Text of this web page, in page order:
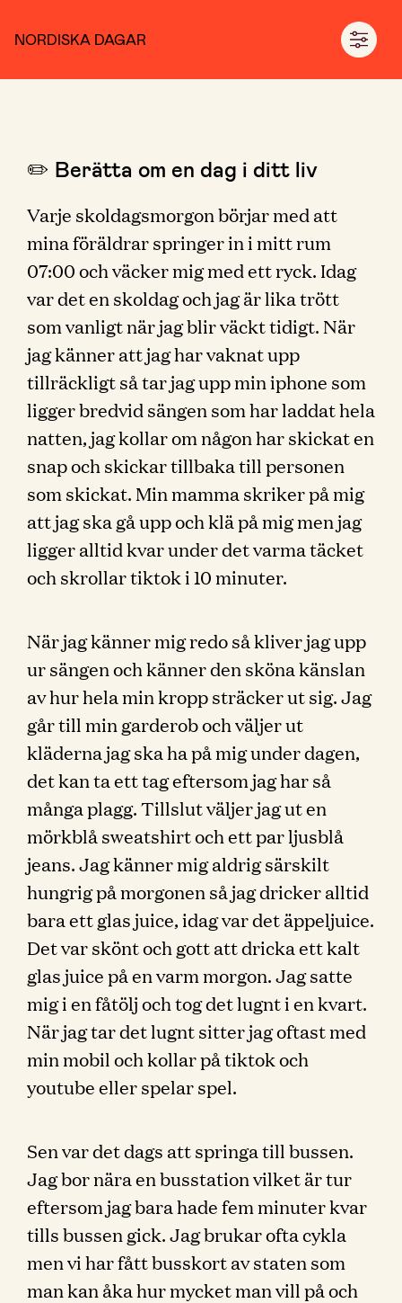
NORDISKA DAGAR
✏️ Berätta om en dag i ditt liv
Varje skoldagsmorgon börjar med att
mina föräldrar springer in i mitt rum
07:00 och väcker mig med ett ryck. Idag
var det en skoldag och jag är lika trött
som vanligt när jag blir väckt tidigt. När
jag känner att jag har vaknat upp
tillräckligt så tar jag upp min iphone som
ligger bredvid sängen som har laddat hela
natten, jag kollar om någon har skickat en
snap och skickar tillbaka till personen
som skickat. Min mamma skriker på mig
att jag ska gå upp och klä på mig men jag
ligger alltid kvar under det varma täcket
och skrollar tiktok i 10 minuter.
När jag känner mig redo så kliver jag upp
ur sängen och känner den sköna känslan
av hur hela min kropp sträcker ut sig. Jag
går till min garderob och väljer ut
kläderna jag ska ha på mig under dagen,
det kan ta ett tag eftersom jag har så
många plagg. Tillslut väljer jag ut en
mörkblå sweatshirt och ett par ljusblå
jeans. Jag känner mig aldrig särskilt
hungrig på morgonen så jag dricker alltid
bara ett glas juice, idag var det äppeljuice.
Det var skönt och gott att dricka ett kalt
glas juice på en varm morgon. Jag satte
mig i en fåtölj och tog det lugnt i en kvart.
När jag tar det lugnt sitter jag oftast med
min mobil och kollar på tiktok och
youtube eller spelar spel.
Sen var det dags att springa till bussen.
Jag bor nära en busstation vilket är tur
eftersom jag bara hade fem minuter kvar
tills bussen gick. Jag brukar ofta cykla
men vi har fått busskort av staten som
man kan åka hur mycket man vill på och